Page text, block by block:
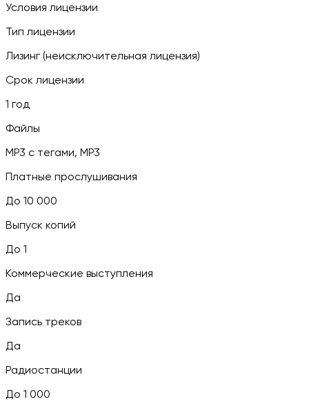
Условия лицензии
Тип лицензии
Лизинг (неисключительная лицензия)
Срок лицензии
1 год
Файлы
MP3 c тегами, MP3
Платные прослушивания
До 10 000
Выпуск копий
До 1
Коммерческие выступления
Да
Запись треков
Да
Радиостанции
До 1 000